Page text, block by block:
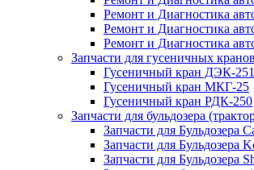
Ремонт и Диагностика
Ремонт и Диагностика
Ремонт и Диагностика
Запчасти для гусеничных кранов
Гусеничный кран ДЭК-251
Гусеничный кран МКГ-25
Гусеничный кран РДК-250
Запчасти для бульдозера
Запчасти для Бульдозера
Запчасти для Бульдозера
Запчасти для Бульдозера